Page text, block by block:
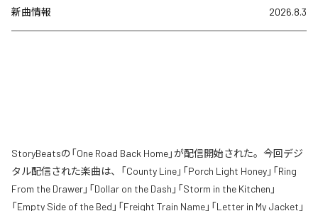
新曲情報 2026.8.3
StoryBeatsの「One Road Back Home」が配信開始された。今回デジ
タル配信された楽曲は、「County Line」「Porch Light Honey」「Ring
From the Drawer」「Dollar on the Dash」「Storm in the Kitchen」
「Empty Side of the Bed」「Freight Train Name」「Letter in My Jacket」